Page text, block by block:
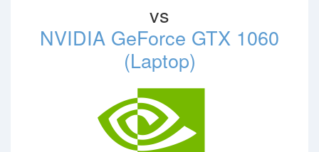
vs
NVIDIA GeForce GTX 1060
(Laptop)